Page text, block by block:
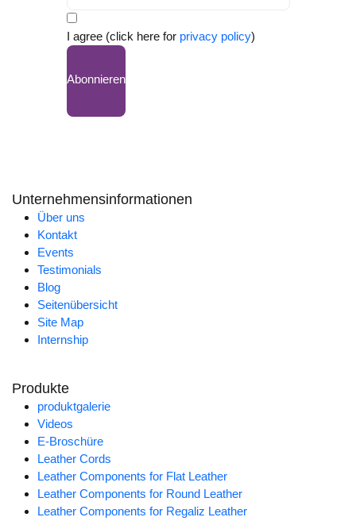
I agree (click here for privacy policy)
Abonnieren
Unternehmensinformationen
Über uns
Kontakt
Events
Testimonials
Blog
Seitenübersicht
Site Map
Internship
Produkte
produktgalerie
Videos
E-Broschüre
Leather Cords
Leather Components for Flat Leather
Leather Components for Round Leather
Leather Components for Regaliz Leather